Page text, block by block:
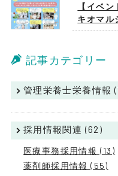
【イベ
キオマル
記事カテゴリー
管理栄養士栄養情報
採用情報関連 (62)
医療事務採用情報 (13)
薬剤師採用情報 (55)